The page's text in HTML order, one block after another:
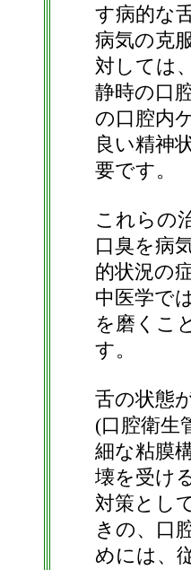
す病的な
病気の克
対しては
静時の口
の口腔内
良い精神
要です。
これらの
口臭を病
的状況の
中医学で
を磨くこ
す。
舌の状態
(口腔衛生
細な粘膜
壊を受け
対策とし
きの、口
めには、